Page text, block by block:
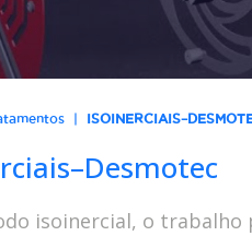
|
isoinercial, o trabalho